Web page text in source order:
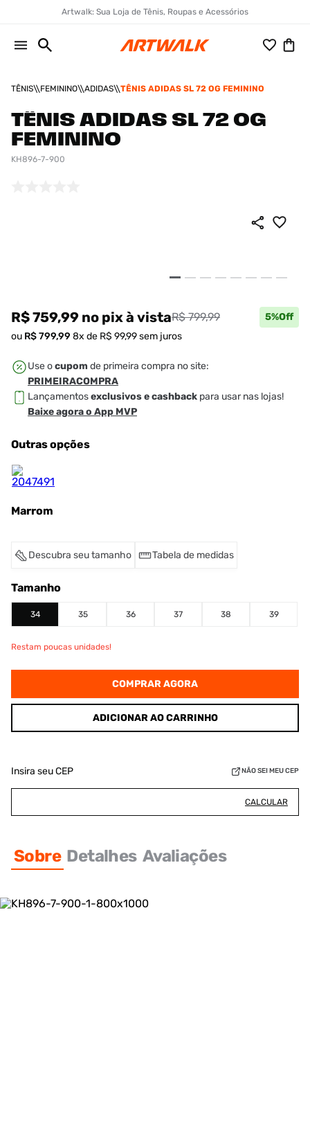
Artwalk: Sua Loja de Tênis, Roupas e Acessórios
TÊNIS FEMININO ADIDAS TÊNIS ADIDAS SL 72 OG FEMININO
TÊNIS ADIDAS SL 72 OG
FEMININO
KH896-7-900
R$ 759,99 no pixà vistaR$ 799,99 5%Off
ou R$799,99 8x de R$ 99,99sem juros
Use ocupom de primeira compra no site:
PRIMEIRACOMPRA
Lançamentosexclusivos e cashback para usar nas lojas!
Baixe agora o App MVP
Outras opções
Marrom
Descubra seu tamanho Tabela de medidas
Tamanho
34 35 36 37 38 39
Restam poucas unidades!
COMPRAR AGORA
ADICIONAR AO CARRINHO
Insira seu CEP NÃO SEI MEU CEP
CALCULAR
Sobre Detalhes Avaliações